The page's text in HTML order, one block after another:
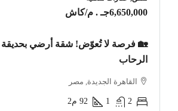
6,650,000جـ . م /كاش
🏡 فرصة لا تُعوّض! شقة أرضي بحديقة
الرحاب
القاهرة الجديدة, مصر
2
1
92 م2